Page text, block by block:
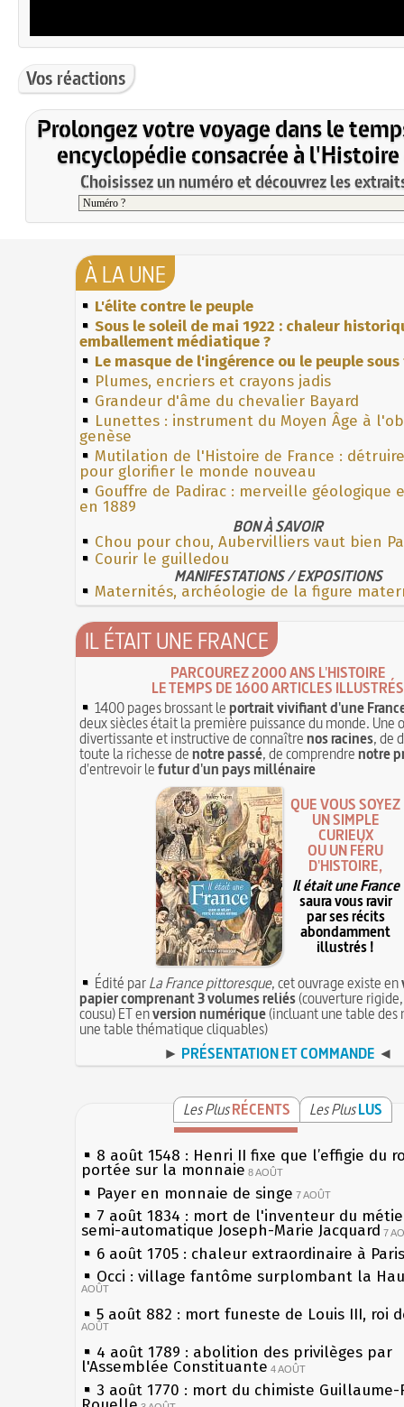
Vos réactions
Prolongez votre voyage dans le
encyclopédie consacrée à l'Histoire
Choisissez un numéro et découvrez les
À LA UNE
L'élite contre le peuple
Sous le soleil de mai 1922 : chaleur
emballement médiatique ?
Le masque de l'ingérence ou le peuple
Plumes, encriers et crayons jadis
Grandeur d'âme du chevalier Bayard
Lunettes : instrument du Moyen Âge à
genèse
Mutilation de l'Histoire de France :
pour glorifier le monde nouveau
Gouffre de Padirac : merveille géologique
en 1889
BON À SAVOIR
Chou pour chou, Aubervilliers vaut bien
Courir le guilledou
MANIFESTATIONS / EXPOSITIONS
Maternités, archéologie de la figure
IL ÉTAIT UNE FRANCE
PARCOUREZ 2000 ANS L'HISTOIRE
LE TEMPS DE 1600 ARTICLES ILLUSTRÉS
1400 pages brossant leportrait vivifiant d'une
deux siècles était la première puissance du monde. Une
divertissante et instructive de connaîtrenos racines, de
toute la richesse denotre passé, de comprendrenotre
d'entrevoir lefutur d'un pays millénaire
QUE VOUS SOYEZ
UN SIMPLE
CURIEUX
OU UN FÉRU
D'HISTOIRE,
Il était une France
saura vous ravir
par ses récits
abondamment
illustrés !
Édité parLa France pittoresque, cet ouvrage existe en
papier comprenant 3 volumes reliés(couverture
cousu) ET enversion numérique(incluant une table des
une table thématique cliquables)
► PRÉSENTATION ET COMMANDE ◄
Les PlusRÉCENTS Les PlusLUS
8 août 1548 : Henri II fixe que l’effigie du
portée sur la monnaie 8 AOÛT
Payer en monnaie de singe 7 AOÛT
7 août 1834 : mort de l'inventeur du
semi-automatique Joseph-Marie Jacquard 7
6 août 1705 : chaleur extraordinaire à Paris
Occi : village fantôme surplombant la
AOÛT
5 août 882 : mort funeste de Louis III, roi
AOÛT
4 août 1789 : abolition des privilèges par
l'Assemblée Constituante 4 AOÛT
3 août 1770 : mort du chimiste Guillaume-